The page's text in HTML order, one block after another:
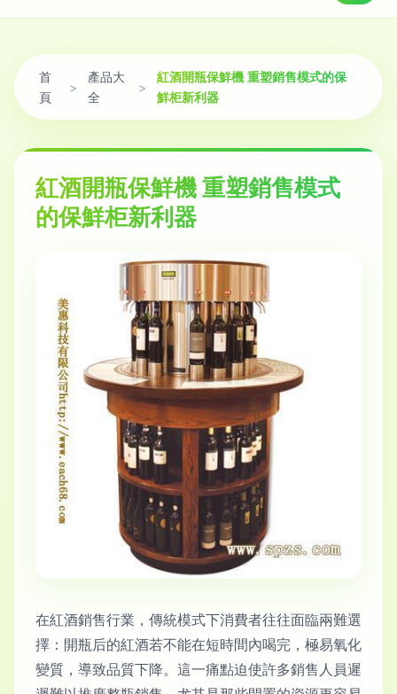
首
頁
>
產品大
全
>
紅酒開瓶保鮮機 重塑銷售模式的保
鮮柜新利器
紅酒開瓶保鮮機 重塑銷售模式
的保鮮柜新利器
在紅酒銷售行業，傳統模式下消費者往往面臨兩難選
擇：開瓶后的紅酒若不能在短時間內喝完，極易氧化
變質，導致品質下降。這一痛點迫使許多銷售人員遲